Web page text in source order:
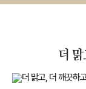
더